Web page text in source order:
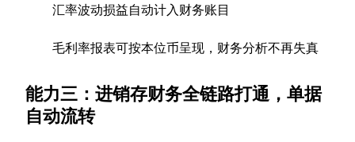
汇率波动损益自动计入财务账目
毛利率报表可按本位币呈现，财务分析不再失真
能力三：进销存财务全链路打通，单据
自动流转